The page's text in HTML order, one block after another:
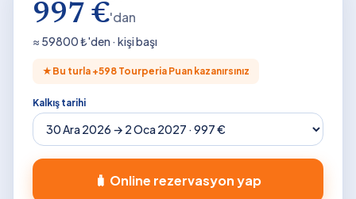
997 €'dan
≈ 59800₺'den · kişi başı
★ Bu turla +598 Tourperia Puan kazanırsınız
Kalkış tarihi
🧳 Online rezervasyon yap